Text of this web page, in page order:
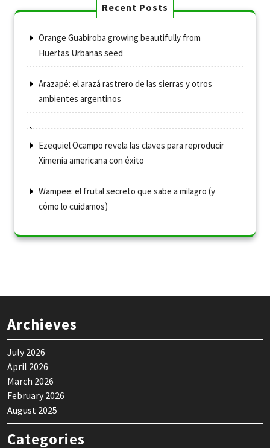
Recent Posts
Orange Guabiroba growing beautifully from
Huertas Urbanas seed
Arazapé: el arazá rastrero de las sierras y otros
ambientes argentinos
Ezequiel Ocampo revela las claves para reproducir
Ximenia americana con éxito
Wampee: el frutal secreto que sabe a milagro (y
cómo lo cuidamos)
Archieves
July 2026
April 2026
March 2026
February 2026
August 2025
Categories